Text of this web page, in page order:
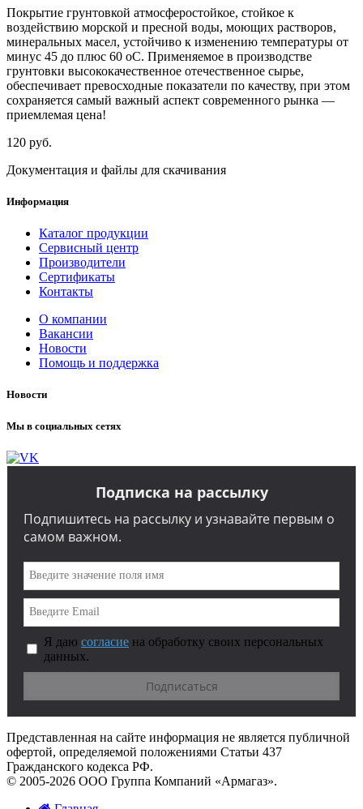
Покрытие грунтовкой атмосферостойкое, стойкое к
воздействию морской и пресной воды, моющих растворов,
минеральных масел, устойчиво к изменению температуры от
минус 45 до плюс 60 оС. Применяемое в производстве
грунтовки высококачественное отечественное сырье,
обеспечивает превосходные показатели по качеству, при этом
сохраняется самый важный аспект современного рынка —
приемлемая цена!
120 руб.
Документация и файлы для скачивания
Информация
Каталог продукции
Сервисный центр
Производители
Сертификаты
Контакты
О компании
Вакансии
Новости
Помощь и поддержка
Новости
Мы в социальных сетях
Подписка на рассылку
Подпишитесь на рассылку и узнавайте первым о
самом важном.
Я даю согласие на обработку своих персональных
данных.
Представленная на сайте информация не является публичной
офертой, определяемой положениями Статьи 437
Гражданского кодекса РФ.
© 2005-2026 ООО Группа Компаний «Армагаз».